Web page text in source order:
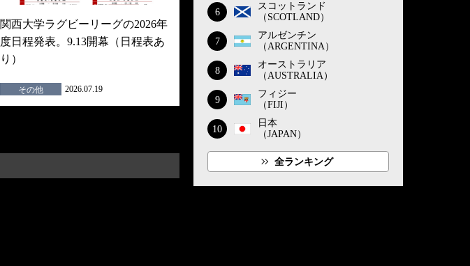
関西大学ラグビーリーグの2026年
度日程発表。9.13開幕（日程表あ
り）
その他 2026.07.19
6
スコットランド
（SCOTLAND）
7
アルゼンチン
（ARGENTINA）
8
オーストラリア
（AUSTRALIA）
9
フィジー
（FIJI）
10
日本
（JAPAN）
全ランキング